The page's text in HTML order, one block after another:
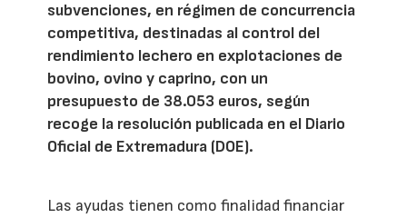
subvenciones, en régimen de concurrencia
competitiva, destinadas al control del
rendimiento lechero en explotaciones de
bovino, ovino y caprino, con un
presupuesto de 38.053 euros, según
recoge la resolución publicada en el Diario
Oficial de Extremadura (DOE).
Las ayudas tienen como finalidad financiar